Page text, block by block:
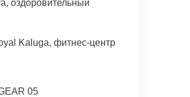
оздоровительный
Kaluga, фитнес-центр
05